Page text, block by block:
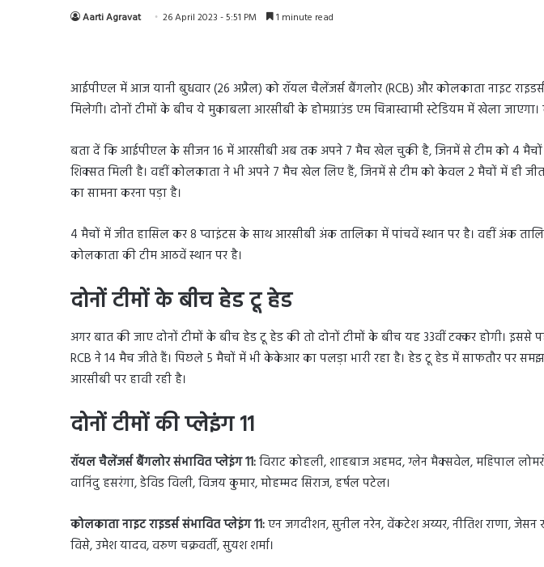
Aarti Agravat 26 April 2023 - 5:51 PM 1 minute read
आईपीएल में आज यानी बुधवार (26 अप्रैल) को रॉयल चैलेंजर्स बैंगलोर (RCB) और कोलकाता नाइट
मिलेगी। दोनों टीमों के बीच ये मुकाबला आरसीबी के होमग्राउंड एम चिन्नास्वामी स्टेडियम में खेला
बता दें कि आईपीएल के सीजन 16 में आरसीबी अब तक अपने 7 मैच खेल चुकी है, जिनमें से टीम को 4
शिक्सत मिली है। वहीं कोलकाता ने भी अपने 7 मैच खेल लिए हैं, जिनमें से टीम को केवल 2 मैचों में ही
का सामना करना पड़ा है।
4 मैचों में जीत हासिल कर 8 प्वाइंटस के साथ आरसीबी अंक तालिका में पांचवें स्थान पर है। वहीं अंक
कोलकाता की टीम आठवें स्थान पर है।
दोनों टीमों के बीच हेड टू हेड
अगर बात की जाए दोनों टीमों के बीच हेड टू हेड की तो दोनों टीमों के बीच यह 33वीं टक्कर होगी। इससे
RCB ने 14 मैच जीते हैं। पिछले 5 मैचों में भी केकेआर का पलड़ा भारी रहा है। हेड टू हेड में साफतौर पर
आरसीबी पर हावी रही है।
दोनों टीमों की प्लेइंग 11
रॉयल चैलेंजर्स बैंगलोर संभावित प्लेइंग 11:विराट कोहली, शाहबाज अहमद, ग्लेन मैक्सवेल, महिपाल
वानिंदु हसरंगा, डेविड विली, विजय कुमार, मोहम्मद सिराज, हर्षल पटेल।
कोलकाता नाइट राइडर्स संभावित प्लेइंग 11:एन जगदीशन, सुनील नरेन, वेंकटेश अय्यर, नीतिश राणा, जेसन
विसे, उमेश यादव, वरुण चक्रवर्ती, सुयश शर्मा।